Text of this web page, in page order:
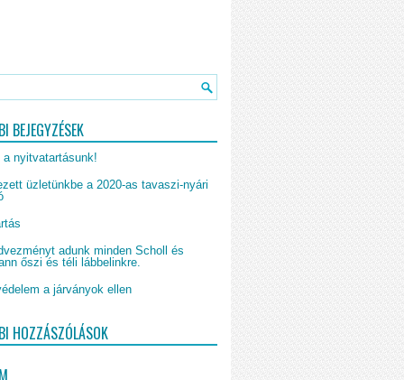
BEJEGYZÉSEK
nyitvatartásunk!
üzletünkbe a 2020-as tavaszi-nyári
adunk minden Scholl és
őszi és téli lábbelinkre.
a járványok ellen
HOZZÁSZÓLÁSOK